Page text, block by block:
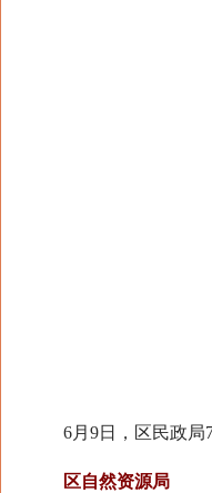
6月9日，区民政局7
区自然资源局